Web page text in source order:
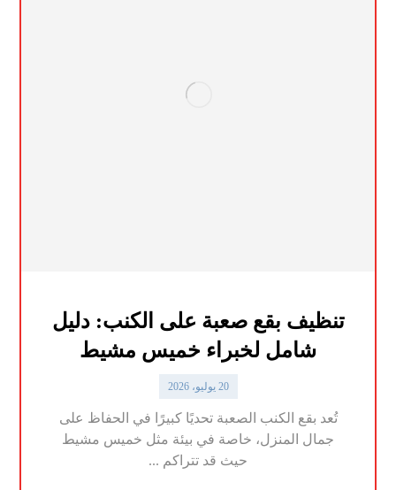
تنظيف بقع صعبة على الكنب: دليل
شامل لخبراء خميس مشيط
20 يوليو، 2026
تُعد بقع الكنب الصعبة تحديًا كبيرًا في الحفاظ على
جمال المنزل، خاصة في بيئة مثل خميس مشيط
حيث قد تتراكم ...